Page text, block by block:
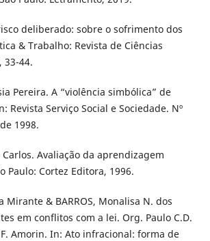
deliberado: sobre o sofrimento dos
& Trabalho: Revista de Ciências
33-44.
Pereira. A “violência simbólica” de
Revista Serviço Social e Sociedade. Nº
1998.
Carlos. Avaliação da aprendizagem
Paulo: Cortez Editora, 1996.
Mirante & BARROS, Monalisa N. dos
em conflitos com a lei. Org. Paulo C.D.
Amorin. In: Ato infracional: forma de